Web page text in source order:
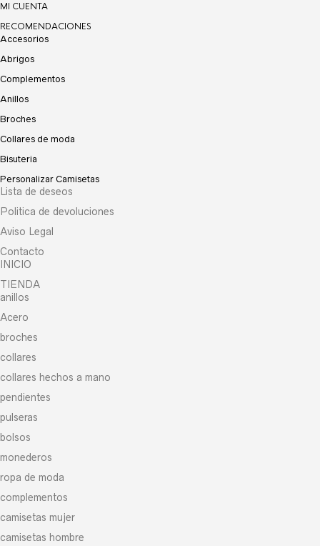
MI CUENTA
RECOMENDACIONES
Accesorios
Abrigos
Complementos
Anillos
Broches
Collares de moda
Bisuteria
Personalizar Camisetas
Lista de deseos
Politica de devoluciones
Aviso Legal
Contacto
INICIO
TIENDA
anillos
Acero
broches
collares
collares hechos a mano
pendientes
pulseras
bolsos
monederos
ropa de moda
complementos
camisetas mujer
camisetas hombre